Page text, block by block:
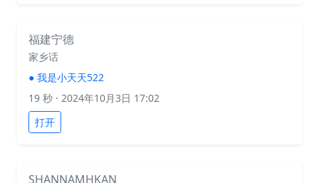
福建宁德
家乡话
● 我是小天天522
19 秒 · 2024年10月3日 17:02
打开
SHANNAMHKAN